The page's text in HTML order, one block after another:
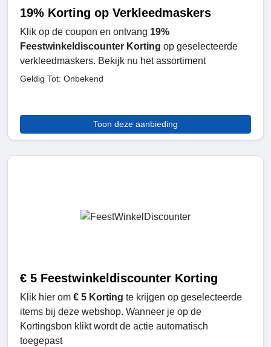
19% Korting op Verkleedmaskers
Klik op de coupon en ontvang 19%
Feestwinkeldiscounter Korting op geselecteerde
verkleedmaskers. Bekijk nu het assortiment
Geldig Tot: Onbekend
Toon deze aanbieding
€ 5 Feestwinkeldiscounter Korting
Klik hier om € 5 Korting te krijgen op geselecteerde
items bij deze webshop. Wanneer je op de
Kortingsbon klikt wordt de actie automatisch
toegepast